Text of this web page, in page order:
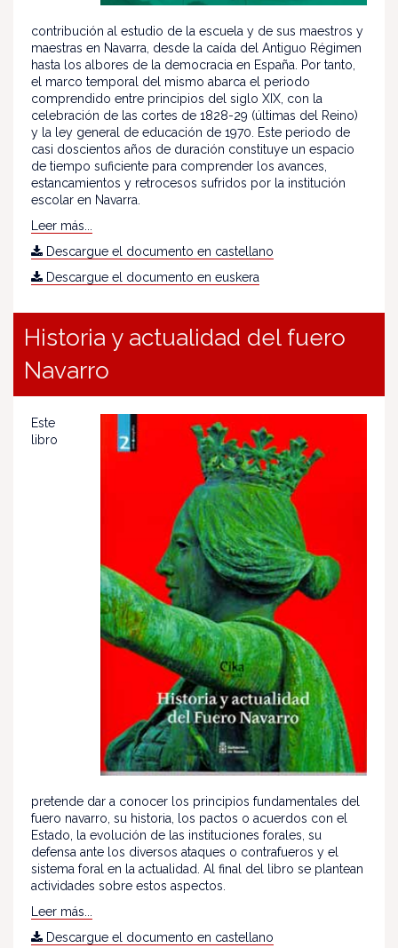
contribución al estudio de la escuela y de sus maestros y
maestras en Navarra, desde la caída del Antiguo Régimen
hasta los albores de la democracia en España. Por tanto,
el marco temporal del mismo abarca el periodo
comprendido entre principios del siglo XIX, con la
celebración de las cortes de 1828-29 (últimas del Reino)
y la ley general de educación de 1970. Este periodo de
casi doscientos años de duración constituye un espacio
de tiempo suficiente para comprender los avances,
estancamientos y retrocesos sufridos por la institución
escolar en Navarra.
Leer más...
Descargue el documento en castellano
Descargue el documento en euskera
Historia y actualidad del fuero
Navarro
Este
libro
pretende dar a conocer los principios fundamentales del
fuero navarro, su historia, los pactos o acuerdos con el
Estado, la evolución de las instituciones forales, su
defensa ante los diversos ataques o contrafueros y el
sistema foral en la actualidad. Al final del libro se plantean
actividades sobre estos aspectos.
Leer más...
Descargue el documento en castellano